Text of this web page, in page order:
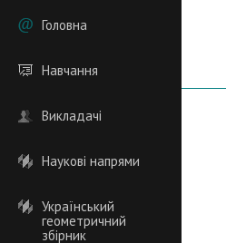
Головна
Навчання
Викладачі
Наукові напрями
Український
геометричний
збірник